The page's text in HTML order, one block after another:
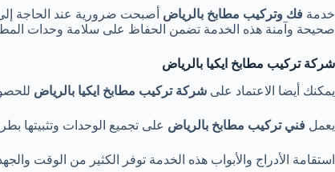
خدمة فك وتركيب مطابخ بالرياض أصبحت ضرورية عند الحاجة
صحيحة وآمنة هذه الخدمة تضمن الحفاظ على سلامة وحدات
شركة تركيب مطابخ ايكيا بالرياض
يمكنك أيضا الاعتماد على شركة تركيب مطابخ ايكيا بالرياض
يعمل فني تركيب مطابخ بالرياض على تجميع الوحدات وتثبيتها
استقامة الأدراج والأبواب هذه الخدمة توفر الكثير من الوقت